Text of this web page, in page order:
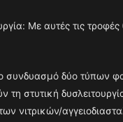
Με αυτές τις
ο συνδυασμό δύο τύπων
τη στυτική
νιτρικών/